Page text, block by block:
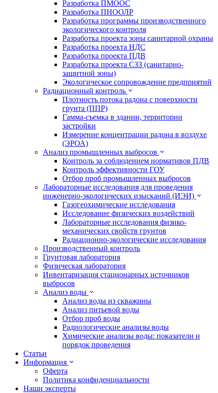
Разработка ПМООС
Разработка ПНООЛР
Разработка программы производственного
экологического контроля
Разработка проекта зоны санитарной охраны
Разработка проекта НДС
Разработка проекта ПДВ
Разработка проекта СЗЗ (санитарно-
защитной зоны)
Экологическое сопровождение предприятий
Радиационный контроль
Плотность потока радона с поверхности
грунта (ППР)
Гамма-съемка в здании, территории
застройки
Измерение концентрации радона в воздухе
(ЭРОА)
Анализ промышленных выбросов
Контроль за соблюдением нормативов ПДВ
Контроль эффективности ГОУ
Отбор проб промышленных выбросов
Лабораторные исследования для проведения
инженерно-экологических изысканий (ИЭИ)
Газогеохимические исследования
Исследование физических воздействий
Лабораторные исследования физико-
механических свойств грунтов
Радиационно-экологические исследования
Производственный контроль
Грунтовая лаборатория
Физическая лаборатория
Инвентаризация стационарных источников
выбросов
Анализ воды
Анализ воды из скважины
Анализ питьевой воды
Отбор проб воды
Радиологические анализы воды
Химические анализы воды: показатели и
порядок проведения
Статьи
Информация
Оферта
Политика конфиденциальности
Наши эксперты